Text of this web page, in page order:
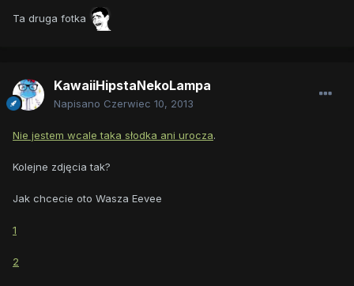
Ta druga fotka
KawaiiHipstaNekoLampa
Napisano Czerwiec 10, 2013
Nie jestem wcale taka słodka ani urocza.
Kolejne zdjęcia tak?
Jak chcecie oto Wasza Eevee
1
2